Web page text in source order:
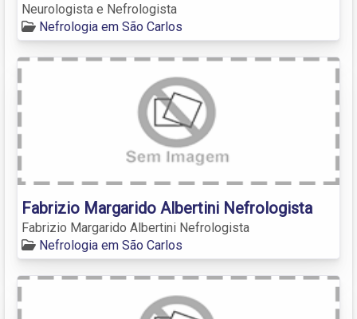
Neurologista e Nefrologista
Nefrologia em São Carlos
Fabrizio Margarido Albertini Nefrologista
Fabrizio Margarido Albertini Nefrologista
Nefrologia em São Carlos